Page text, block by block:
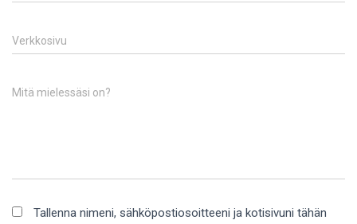
Verkkosivu
Mitä mielessäsi on?
Tallenna nimeni, sähköpostiosoitteeni ja kotisivuni tähän